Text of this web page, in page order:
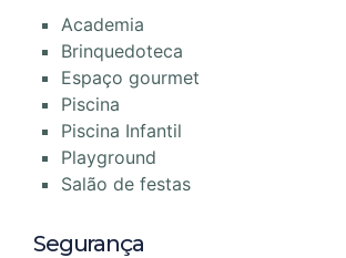
Academia
Brinquedoteca
Espaço gourmet
Piscina
Piscina Infantil
Playground
Salão de festas
Segurança